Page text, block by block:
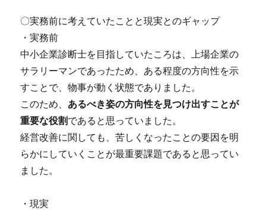
〇実務前に考えていたことと現実とのギャップ
・実務前
中小企業診断士を目指していたころは、上場企業の
サラリーマンであったため、ある程度の方向性を示
すことで、物事が動く状態でありました。
このため、 あるべき姿の方向性を見つけ出すことが
重要な役割であると思っていました。
経営改善に関しても、苦しくなったことの要因を明
らかにしていくことが最重要課題であると思ってい
ました。
・現実